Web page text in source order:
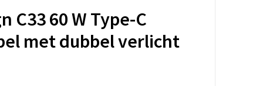
C33 60 W Type-C
met dubbel verlicht